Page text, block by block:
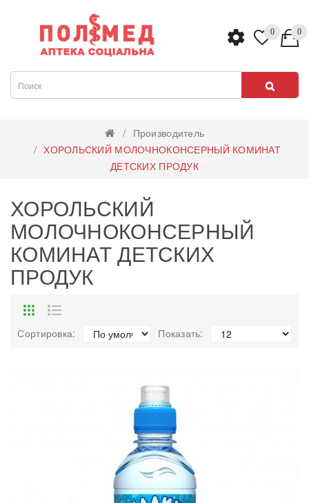
0 0
Производитель
ХОРОЛЬСКИЙ МОЛОЧНОКОНСЕРНЫЙ КОМИНАТ
ДЕТСКИХ ПРОДУК
ХОРОЛЬСКИЙ
МОЛОЧНОКОНСЕРНЫЙ
КОМИНАТ ДЕТСКИХ
ПРОДУК
Сортировка: Показать: